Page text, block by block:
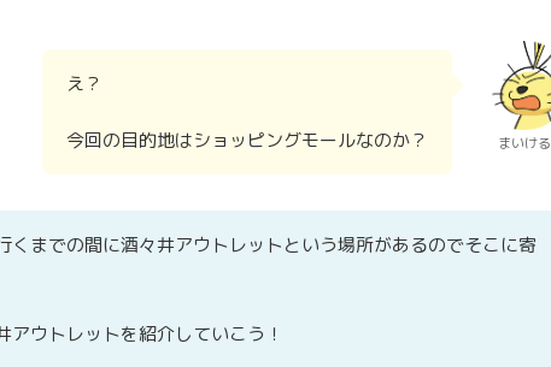
え？
今回の目的地はショッピングモールなのか？ まいける
くまでの間に酒々井アウトレットという場所があるのでそこに寄
ウトレットを紹介していこう！